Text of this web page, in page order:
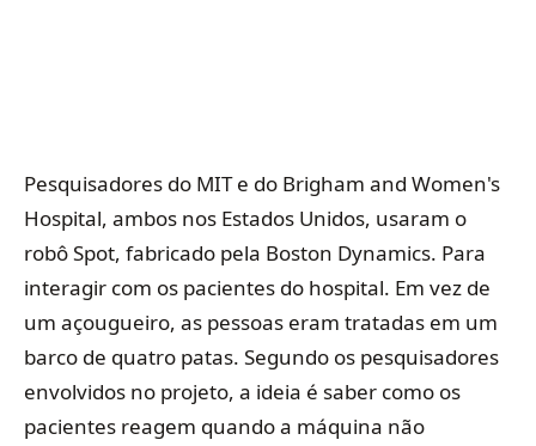
Pesquisadores do MIT e do Brigham and Women's
Hospital, ambos nos Estados Unidos, usaram o
robô Spot, fabricado pela Boston Dynamics. Para
interagir com os pacientes do hospital. Em vez de
um açougueiro, as pessoas eram tratadas em um
barco de quatro patas. Segundo os pesquisadores
envolvidos no projeto, a ideia é saber como os
pacientes reagem quando a máquina não